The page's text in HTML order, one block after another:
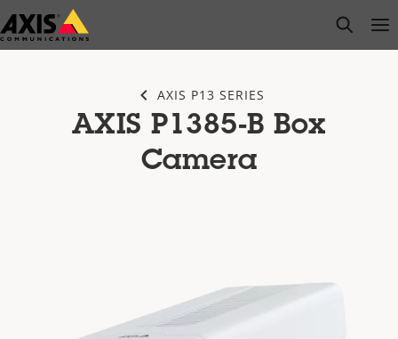
Saltar
al
open
AXIS P13 SERIES
AXIS P1385-B Box
Camera